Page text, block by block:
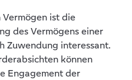
ist die
des Vermögens einer
Zuwendung interessant.
können
Engagement der